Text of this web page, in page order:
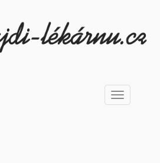
Toggle
navigation